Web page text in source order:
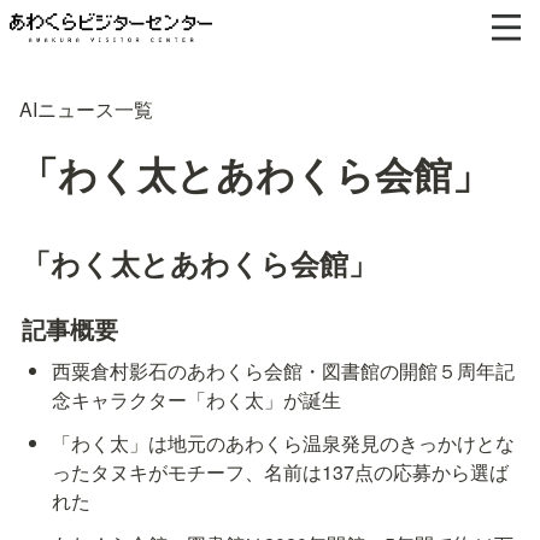
AIニュース一覧
「わく太とあわくら会館」
「わく太とあわくら会館」
記事概要
西粟倉村影石のあわくら会館・図書館の開館５周年記
念キャラクター「わく太」が誕生
「わく太」は地元のあわくら温泉発見のきっかけとな
ったタヌキがモチーフ、名前は137点の応募から選ば
れた